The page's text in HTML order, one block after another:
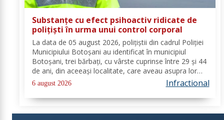
Substanțe cu efect psihoactiv ridicate de
polițiști în urma unui control corporal
La data de 05 august 2026, polițiștii din cadrul Poliției
Municipiului Botoșani au identificat în municipiul
Botoșani, trei bărbați, cu vârste cuprinse între 29 și 44
de ani, din aceeași localitate, care aveau asupra lor
substanțe psihoactive. În urma efectuării controlului
corporal asupra unuia...
6 august 2026 Infractional